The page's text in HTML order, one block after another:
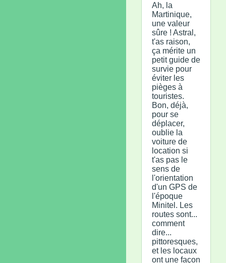
Ah, la
Martinique,
une valeur
sûre ! Astral,
t'as raison,
ça mérite un
petit guide de
survie pour
éviter les
pièges à
touristes.
Bon, déjà,
pour se
déplacer,
oublie la
voiture de
location si
t'as pas le
sens de
l'orientation
d'un GPS de
l'époque
Minitel. Les
routes sont...
comment
dire...
pittoresques,
et les locaux
ont une façon